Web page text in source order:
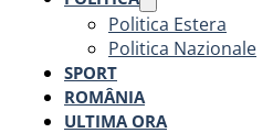
Politica Estera
Politica Nazionale
SPORT
ROMÂNIA
ULTIMA ORA